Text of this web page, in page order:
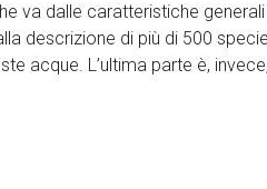
va dalle caratteristiche
descrizione di più di 500
acque. L’ultima parte è,